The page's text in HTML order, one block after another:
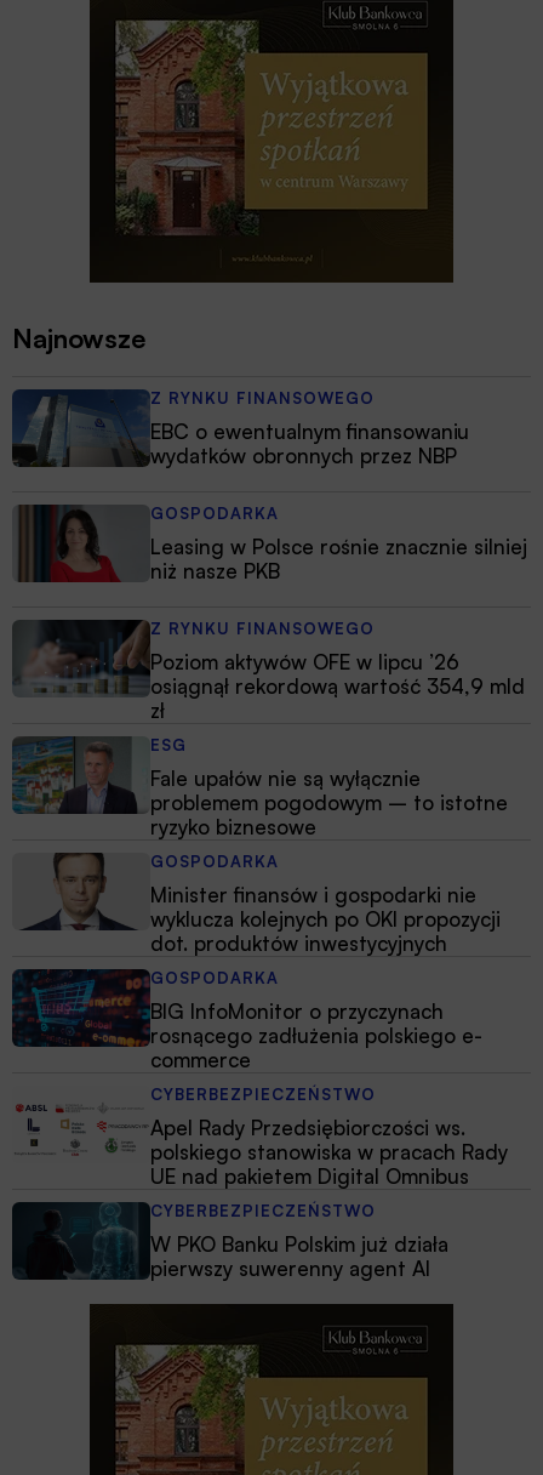
Najnowsze
Z RYNKU FINANSOWEGO
EBC o ewentualnym finansowaniu
wydatków obronnych przez NBP
GOSPODARKA
Leasing w Polsce rośnie znacznie silniej
niż nasze PKB
Z RYNKU FINANSOWEGO
Poziom aktywów OFE w lipcu ’26
osiągnął rekordową wartość 354,9 mld
zł
ESG
Fale upałów nie są wyłącznie
problemem pogodowym – to istotne
ryzyko biznesowe
GOSPODARKA
Minister finansów i gospodarki nie
wyklucza kolejnych po OKI propozycji
dot. produktów inwestycyjnych
GOSPODARKA
BIG InfoMonitor o przyczynach
rosnącego zadłużenia polskiego e-
commerce
CYBERBEZPIECZEŃSTWO
Apel Rady Przedsiębiorczości ws.
polskiego stanowiska w pracach Rady
UE nad pakietem Digital Omnibus
CYBERBEZPIECZEŃSTWO
W PKO Banku Polskim już działa
pierwszy suwerenny agent AI